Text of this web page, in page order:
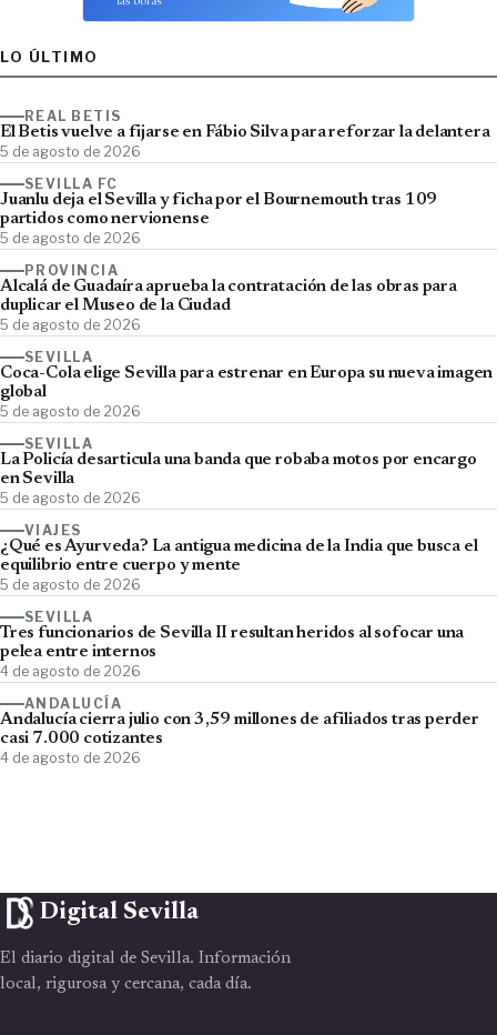
LO ÚLTIMO
REAL BETIS
El Betis vuelve a fijarse en Fábio Silva para reforzar la delantera
5 de agosto de 2026
SEVILLA FC
Juanlu deja el Sevilla y ficha por el Bournemouth tras 109
partidos como nervionense
5 de agosto de 2026
PROVINCIA
Alcalá de Guadaíra aprueba la contratación de las obras para
duplicar el Museo de la Ciudad
5 de agosto de 2026
SEVILLA
Coca-Cola elige Sevilla para estrenar en Europa su nueva imagen
global
5 de agosto de 2026
SEVILLA
La Policía desarticula una banda que robaba motos por encargo
en Sevilla
5 de agosto de 2026
VIAJES
¿Qué es Ayurveda? La antigua medicina de la India que busca el
equilibrio entre cuerpo y mente
5 de agosto de 2026
SEVILLA
Tres funcionarios de Sevilla II resultan heridos al sofocar una
pelea entre internos
4 de agosto de 2026
ANDALUCÍA
Andalucía cierra julio con 3,59 millones de afiliados tras perder
casi 7.000 cotizantes
4 de agosto de 2026
Digital Sevilla
El diario digital de Sevilla. Información
local, rigurosa y cercana, cada día.